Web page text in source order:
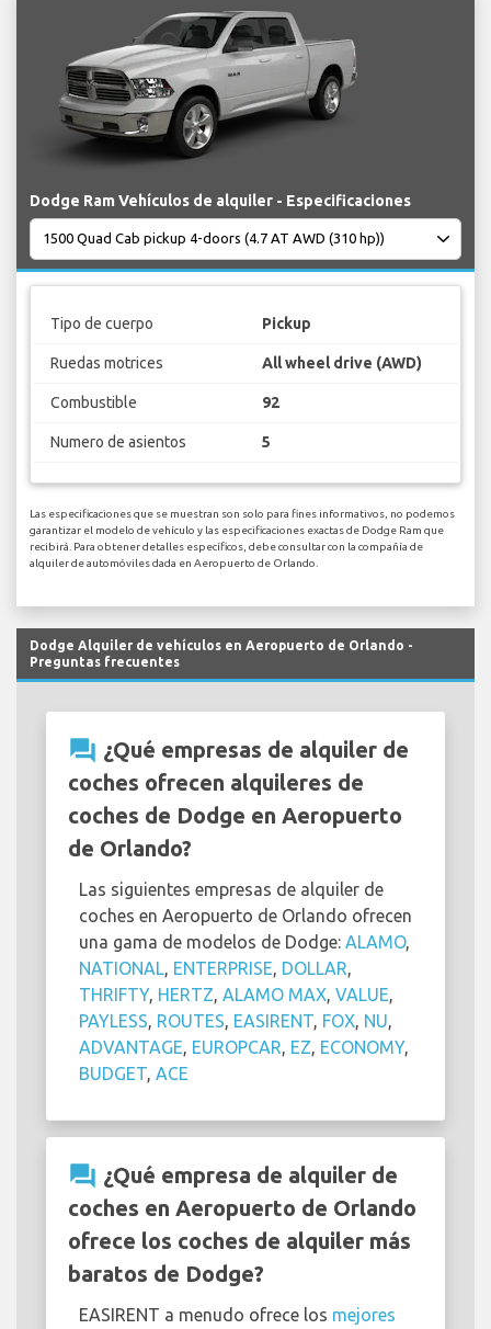
Dodge Ram Vehículos de alquiler - Especificaciones
Tipo de cuerpo Pickup
Ruedas motrices All wheel drive (AWD)
Combustible 92
Numero de asientos 5
Las especificaciones que se muestran son solo para fines informativos, no podemos
garantizar el modelo de vehículo y las especificaciones exactas de Dodge Ram que
recibirá. Para obtener detalles específicos, debe consultar con la compañía de
alquiler de automóviles dada en Aeropuerto de Orlando.
Dodge Alquiler de vehículos en Aeropuerto de Orlando -
Preguntas frecuentes
question_answer ¿Qué empresas de alquiler de
coches ofrecen alquileres de
coches de Dodge en Aeropuerto
de Orlando?
Las siguientes empresas de alquiler de
coches en Aeropuerto de Orlando ofrecen
una gama de modelos de Dodge: ALAMO,
NATIONAL
ENTERPRISE DOLLAR
THRIFTY, HERTZ ALAMO MAX VALUE
PAYLESS ROUTES EASIRENT FOX NU
ADVANTAGE EUROPCAR EZ ECONOMY,
BUDGET ACE
question_answer ¿Qué empresa de alquiler de
coches en Aeropuerto de Orlando
ofrece los coches de alquiler más
baratos de Dodge?
EASIRENT a menudo ofrece los mejores